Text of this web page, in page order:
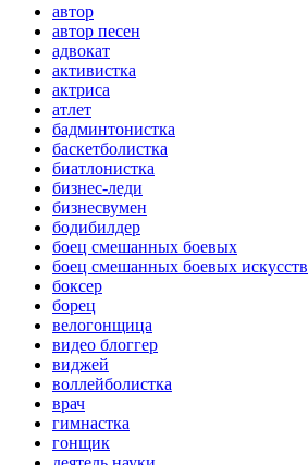
автор
автор песен
адвокат
активистка
актриса
атлет
бадминтонистка
баскетболистка
биатлонистка
бизнес-леди
бизнесвумен
бодибилдер
боец смешанных боевых
боец смешанных боевых искусств
боксер
борец
велогонщица
видео блоггер
виджей
воллейболистка
врач
гимнастка
гонщик